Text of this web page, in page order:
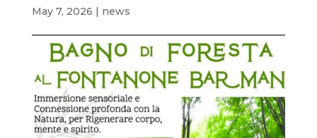
May 7, 2026 | news